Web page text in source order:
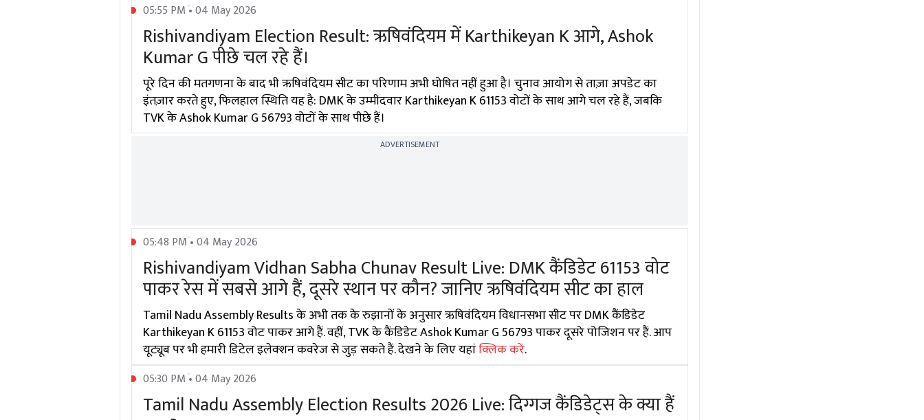
05:55 PM • 04 May 2026
Rishivandiyam Election Result: ऋषिवंदियम में Karthikeyan K आगे, Ashok
Kumar G पीछे चल रहे हैं।
पूरे दिन की मतगणना के बाद भी ऋषिवंदियम सीट का परिणाम अभी घोषित नहीं हुआ है। चुनाव आयोग से ताज़ा अपडेट का
इंतज़ार करते हुए, फिलहाल स्थिति यह है: DMK के उम्मीदवार Karthikeyan K 61153 वोटों के साथ आगे चल रहे हैं, जबकि
TVK के Ashok Kumar G 56793 वोटों के साथ पीछे हैं।
ADVERTISEMENT
05:48 PM • 04 May 2026
Rishivandiyam Vidhan Sabha Chunav Result Live: DMK कैंडिडेट 61153 वोट
पाकर रेस में सबसे आगे हैं, दूसरे स्थान पर कौन? जानिए ऋषिवंदियम सीट का हाल
Tamil Nadu Assembly Results के अभी तक के रुझानों के अनुसार ऋषिवंदियम विधानसभा सीट पर DMK कैंडिडेट
Karthikeyan K 61153 वोट पाकर आगे हैं. वहीं, TVK के कैंडिडेट Ashok Kumar G 56793 पाकर दूसरे पोजिशन पर हैं. आप
यूट्यूब पर भी हमारी डिटेल इलेक्शन कवरेज से जुड़ सकते हैं. देखने के लिए यहांक्लिक करें.
05:30 PM • 04 May 2026
Tamil Nadu Assembly Election Results 2026 Live: दिग्गज कैंडिडेट्स के क्या हैं